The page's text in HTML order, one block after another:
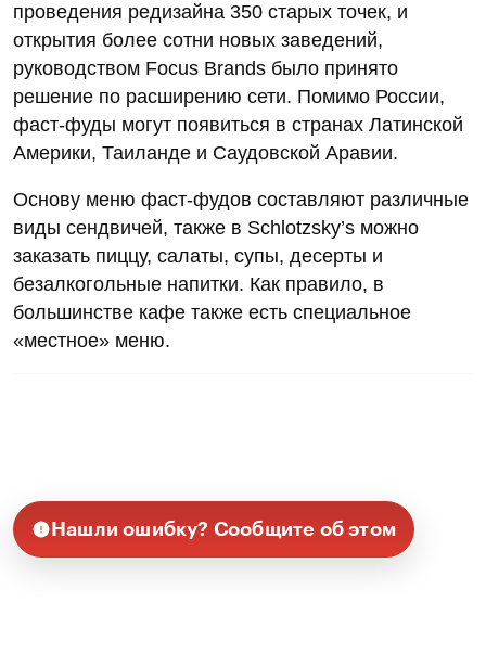
проведения редизайна 350 старых точек, и
открытия более сотни новых заведений,
руководством Focus Brands было принято
решение по расширению сети. Помимо России,
фаст-фуды могут появиться в странах Латинской
Америки, Таиланде и Саудовской Аравии.
Основу меню фаст-фудов составляют различные
виды сендвичей, также в Schlotzsky’s можно
заказать пиццу, салаты, супы, десерты и
безалкогольные напитки. Как правило, в
большинстве кафе также есть специальное
«местное» меню.
Нашли ошибку? Сообщите об этом